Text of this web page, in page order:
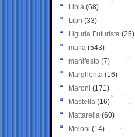
Libia (68)
Libri (33)
Liguria Futurista (25)
mafia (543)
manifesto (7)
Margherita (16)
Maroni (171)
Mastella (16)
Mattarella (60)
Meloni (14)